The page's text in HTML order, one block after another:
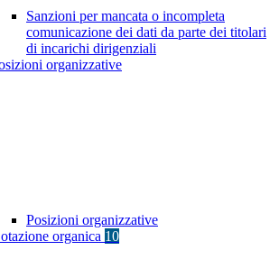
Sanzioni per mancata o incompleta
comunicazione dei dati da parte dei titolari
di incarichi dirigenziali
organizzative
Posizioni organizzative
organica 10